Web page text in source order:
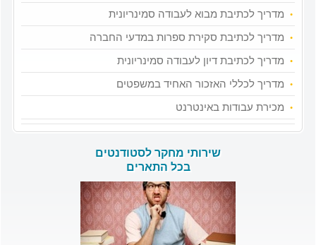
מדריך לכתיבת מבוא לעבודה סמינריונית
מדריך לכתיבת סקירת ספרות במדעי החברה
מדריך לכתיבת דיון לעבודה סמינריונית
מדריך לכללי האזכור האחיד במשפטים
מכירת עבודות באינטרנט
שירותי מחקר לסטודנטים
בכל התארים